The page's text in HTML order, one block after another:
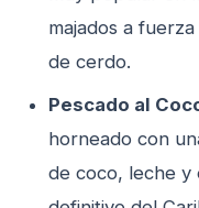
majados a
de cerdo.
Pescado al
horneado con
de coco, leche y